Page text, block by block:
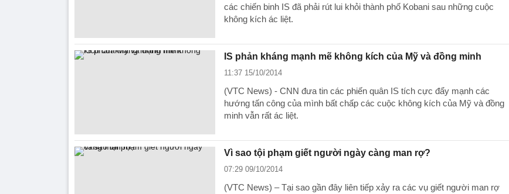
các chiến binh IS đã phải rút lui khỏi thành phố Kobani sau những cuộc
không kích ác liệt.
IS phản kháng mạnh mẽ không kích của Mỹ và đồng minh
11:37 15/10/2014
(VTC News) - CNN đưa tin các phiến quân IS tích cực đẩy mạnh các
hướng tấn công của mình bất chấp các cuộc không kích của Mỹ và đồng
minh vẫn rất ác liệt.
Vì sao tội phạm giết người ngày càng man rợ?
07:29 09/10/2014
(VTC News) – Tại sao gần đây liên tiếp xảy ra các vụ giết người man rợ